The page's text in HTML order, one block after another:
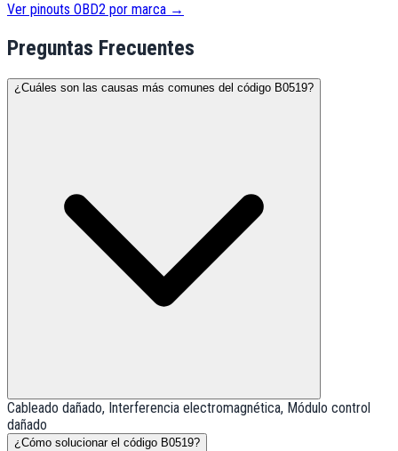
Ver pinouts OBD2 por marca →
Preguntas Frecuentes
¿Cuáles son las causas más comunes del código B0519?
Cableado dañado, Interferencia electromagnética, Módulo control
dañado
¿Cómo solucionar el código B0519?